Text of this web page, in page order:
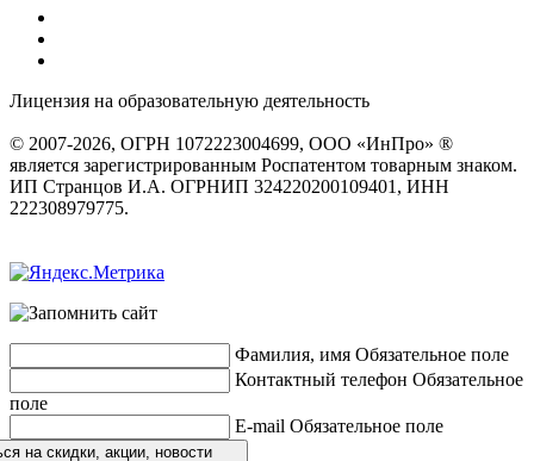
Лицензия на образовательную деятельность
© 2007-2026, ОГРН 1072223004699, ООО «ИнПро» ®
является зарегистрированным Роспатентом товарным знаком.
ИП Странцов И.А. ОГРНИП 324220200109401, ИНН
222308979775.
Фамилия, имя Обязательное поле
Контактный телефон Обязательное
поле
E-mail Обязательное поле
на скидки, акции, новости